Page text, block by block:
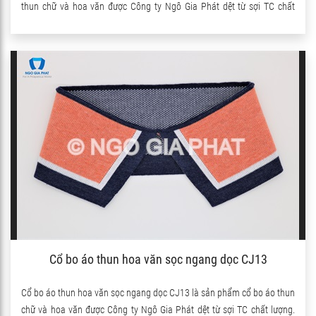
thun chữ và hoa văn được Công ty Ngô Gia Phát dệt từ sợi TC chất
Cổ bo áo thun hoa văn sọc ngang dọc CJ13
Cổ bo áo thun hoa văn sọc ngang dọc CJ13 là sản phẩm cổ bo áo thun
chữ và hoa văn được Công ty Ngô Gia Phát dệt từ sợi TC chất lượng.